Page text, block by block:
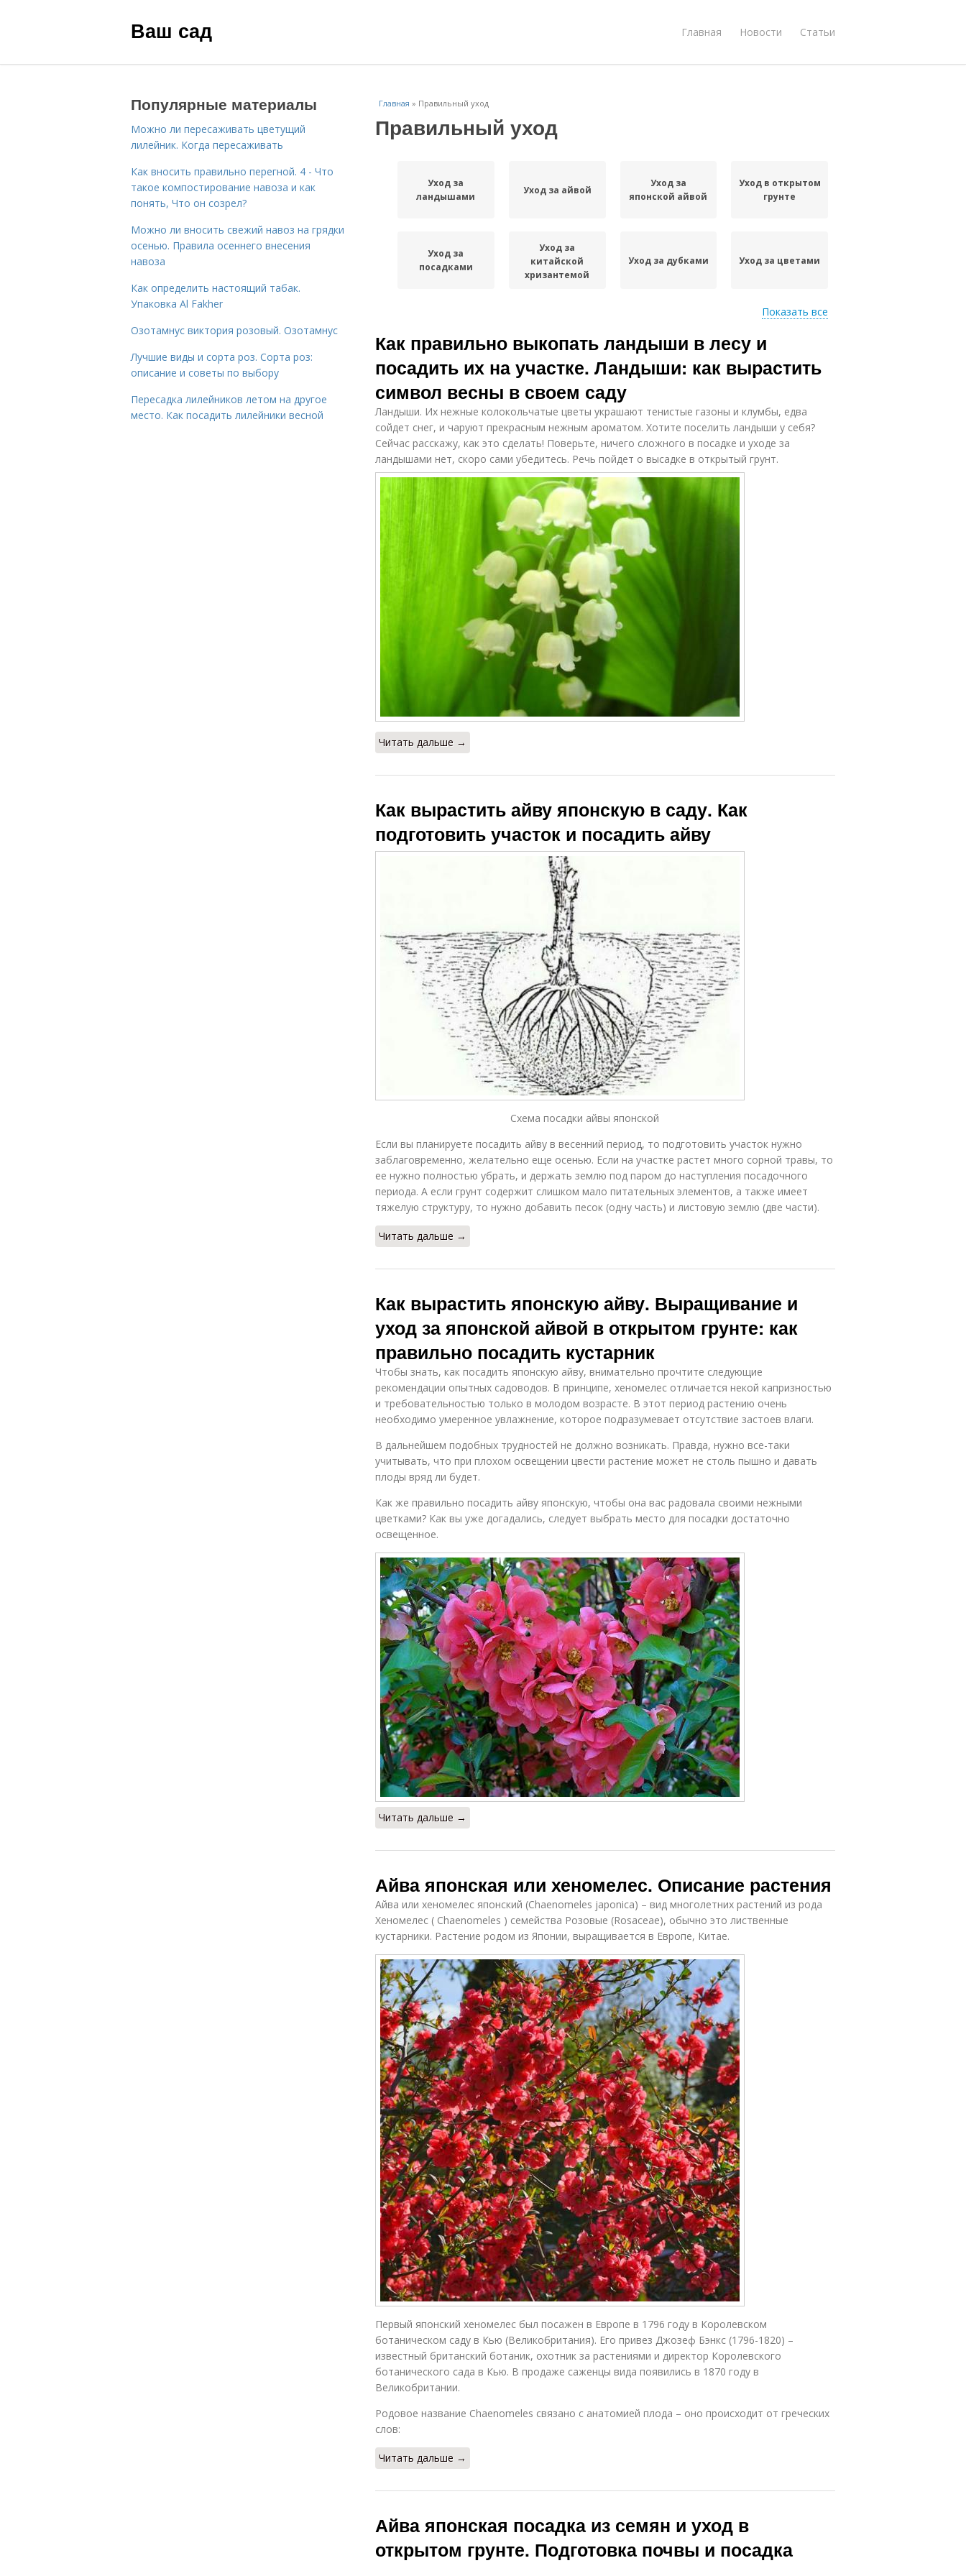
Ваш сад Главная Новости Статьи
Главная » Правильный уход
Правильный уход
Уход за
ландышами
Уход за айвой
Уход за
японской айвой
Уход в открытом
грунте
Уход за
посадками
Уход за
китайской
хризантемой
Уход за дубками Уход за цветами
хризантемами
хризантемами
рассадой
мимулюсами
Уход за
алиссумом
Уход за
ладанником
растением
подмосковье
Уход за
культурой
Уход с точки
Последующий
уход
Уход за дюком
быстрого
Показать все
Как правильно выкопать ландыши в лесу и
посадить их на участке. Ландыши: как вырастить
символ весны в своем саду
Ландыши. Их нежные колокольчатые цветы украшают тенистые газоны и клумбы, едва
сойдет снег, и чаруют прекрасным нежным ароматом. Хотите поселить ландыши у себя?
Сейчас расскажу, как это сделать! Поверьте, ничего сложного в посадке и уходе за
ландышами нет, скоро сами убедитесь. Речь пойдет о высадке в открытый грунт.
Читать дальше →
Как вырастить айву японскую в саду. Как
подготовить участок и посадить айву
Схема посадки айвы японской
Если вы планируете посадить айву в весенний период, то подготовить участок нужно
заблаговременно, желательно еще осенью. Если на участке растет много сорной травы, то
ее нужно полностью убрать, и держать землю под паром до наступления посадочного
периода. А если грунт содержит слишком мало питательных элементов, а также имеет
тяжелую структуру, то нужно добавить песок (одну часть) и листовую землю (две части).
Читать дальше →
Как вырастить японскую айву. Выращивание и
уход за японской айвой в открытом грунте: как
правильно посадить кустарник
Чтобы знать, как посадить японскую айву, внимательно прочтите следующие
рекомендации опытных садоводов. В принципе, хеномелес отличается некой капризностью
и требовательностью только в молодом возрасте. В этот период растению очень
необходимо умеренное увлажнение, которое подразумевает отсутствие застоев влаги.
В дальнейшем подобных трудностей не должно возникать. Правда, нужно все-таки
учитывать, что при плохом освещении цвести растение может не столь пышно и давать
плоды вряд ли будет.
Как же правильно посадить айву японскую, чтобы она вас радовала своими нежными
цветками? Как вы уже догадались, следует выбрать место для посадки достаточно
освещенное.
Читать дальше →
Айва японская или хеномелес. Описание растения
Айва или хеномелес японский (Chaenomeles japonica) – вид многолетних растений из рода
Хеномелес ( Chaenomeles ) семейства Розовые (Rosaceae), обычно это лиственные
кустарники. Растение родом из Японии, выращивается в Европе, Китае.
Первый японский хеномелес был посажен в Европе в 1796 году в Королевском
ботаническом саду в Кью (Великобритания). Его привез Джозеф Бэнкс (1796-1820) –
известный британский ботаник, охотник за растениями и директор Королевского
ботанического сада в Кью. В продаже саженцы вида появились в 1870 году в
Великобритании.
Родовое название Chaenomeles связано с анатомией плода – оно происходит от греческих
слов:
Читать дальше →
Айва японская посадка из семян и уход в
открытом грунте. Подготовка почвы и посадка
Популярные материалы
Можно ли пересаживать цветущий
лилейник. Когда пересаживать
Как вносить правильно перегной. 4 - Что
такое компостирование навоза и как
понять, Что он созрел?
Можно ли вносить свежий навоз на грядки
осенью. Правила осеннего внесения
навоза
Как определить настоящий табак.
Упаковка Al Fakher
Озотамнус виктория розовый. Озотамнус
Лучшие виды и сорта роз. Сорта роз:
описание и советы по выбору
Пересадка лилейников летом на другое
место. Как посадить лилейники весной